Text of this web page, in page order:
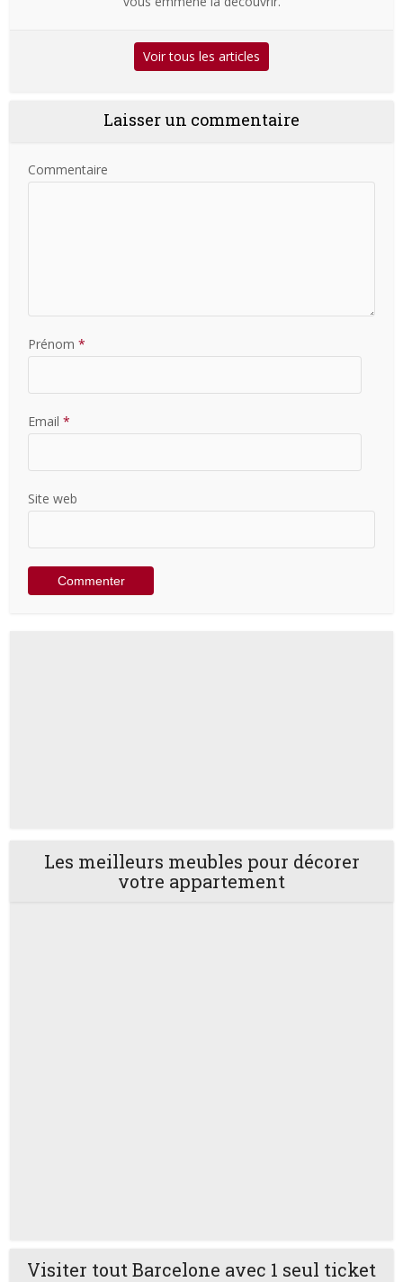
Voir tous les articles
Laisser un commentaire
Commentaire
Prénom *
Email *
Site web
Les meilleurs meubles pour décorer
votre appartement
Visiter tout Barcelone avec 1 seul ticket